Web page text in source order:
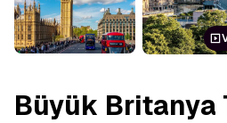
Büyük Britanya